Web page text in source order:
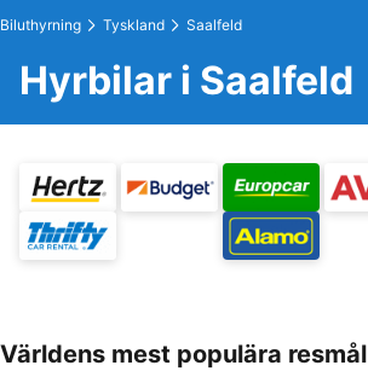
Biluthyrning Tyskland Saalfeld
Hyrbilar i Saalfeld
Världens mest populära resmål